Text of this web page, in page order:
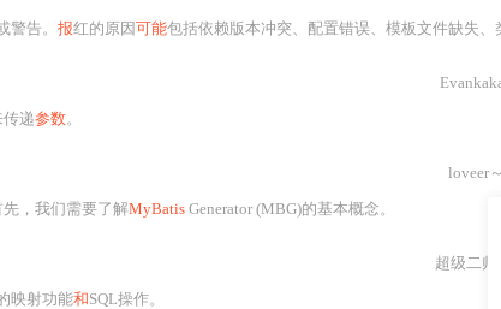
警告。 报红的原因可能包括依赖版本冲突、配置错误、模板文件缺失、类型处理异常以及注解扫描未启用。解决此类问题需要查看具体的报
传递参数。
先，我们需要了解MyBatis Generator (MBG)的基本概念。
loveer～
映射功能和SQL操作。
超级二师